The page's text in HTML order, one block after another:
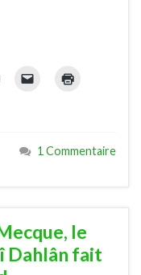
1 Commentaire
le
Dahlân fait